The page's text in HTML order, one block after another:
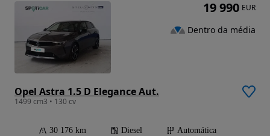
Opel Astra 1.5 D Elegance Aut.
1499 cm3 • 130 cv
30 176 km Diesel
Automática
19 990 EUR
Dentro da média